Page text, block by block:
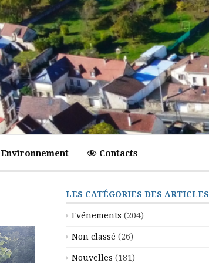
Environnement Contacts
LES CATÉGORIES DES ARTICLES
Evénements (204)
Non classé (26)
Nouvelles (181)